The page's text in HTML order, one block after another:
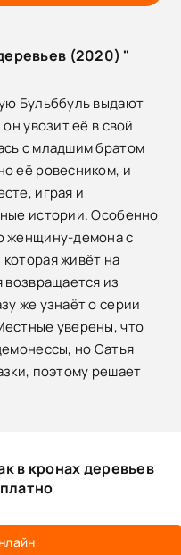
(2020) "
Бульббуль выдают
увозит её в свой
с младшим братом
её ровесником, и
играя и
истории. Особенно
женщину-демона с
живёт на
возвращается из
же узнаёт о серии
уверены, что
но Сатья
поэтому решает
в кронах деревьев